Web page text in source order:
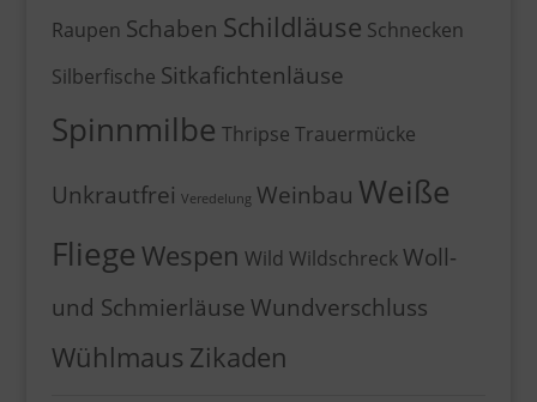
Raupen Schaben Schildläuse Schnecken
Silberfische Sitkafichtenläuse
Spinnmilbe Thripse Trauermücke
Unkrautfrei Veredelung Weinbau Weiße
Fliege Wespen Wild Wildschreck Woll-
und SchmierläuseWundverschluss
Wühlmaus Zikaden